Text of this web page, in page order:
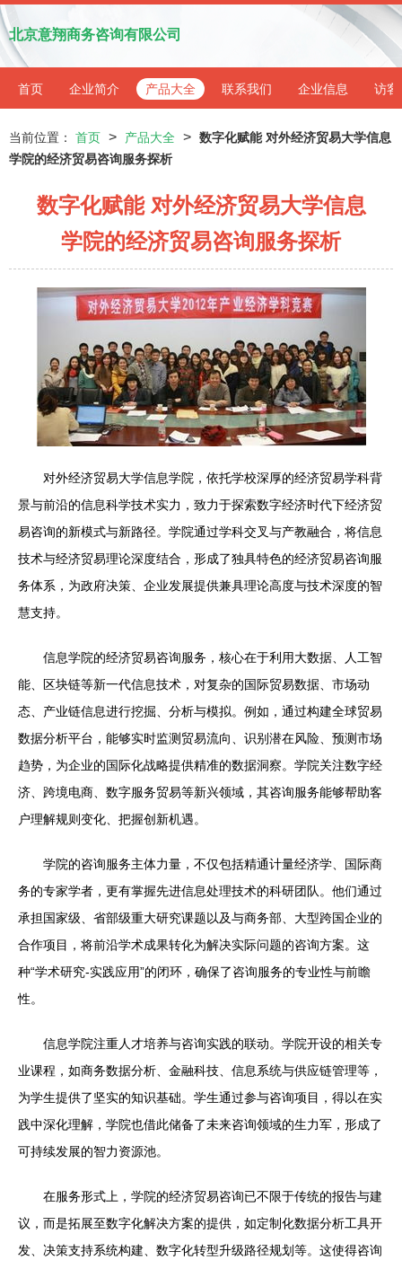
北京意翔商务咨询有限公司
首页 企业简介 产品大全 联系我们 企业信息 访客
当前位置： 首页 > 产品大全 > 数字化赋能 对外经济贸易大学信息
学院的经济贸易咨询服务探析
数字化赋能 对外经济贸易大学信息
学院的经济贸易咨询服务探析
对外经济贸易大学信息学院，依托学校深厚的经济贸易学科背
景与前沿的信息科学技术实力，致力于探索数字经济时代下经济贸
易咨询的新模式与新路径。学院通过学科交叉与产教融合，将信息
技术与经济贸易理论深度结合，形成了独具特色的经济贸易咨询服
务体系，为政府决策、企业发展提供兼具理论高度与技术深度的智
慧支持。
信息学院的经济贸易咨询服务，核心在于利用大数据、人工智
能、区块链等新一代信息技术，对复杂的国际贸易数据、市场动
态、产业链信息进行挖掘、分析与模拟。例如，通过构建全球贸易
数据分析平台，能够实时监测贸易流向、识别潜在风险、预测市场
趋势，为企业的国际化战略提供精准的数据洞察。学院关注数字经
济、跨境电商、数字服务贸易等新兴领域，其咨询服务能够帮助客
户理解规则变化、把握创新机遇。
学院的咨询服务主体力量，不仅包括精通计量经济学、国际商
务的专家学者，更有掌握先进信息处理技术的科研团队。他们通过
承担国家级、省部级重大研究课题以及与商务部、大型跨国企业的
合作项目，将前沿学术成果转化为解决实际问题的咨询方案。这
种“学术研究-实践应用”的闭环，确保了咨询服务的专业性与前瞻
性。
信息学院注重人才培养与咨询实践的联动。学院开设的相关专
业课程，如商务数据分析、金融科技、信息系统与供应链管理等，
为学生提供了坚实的知识基础。学生通过参与咨询项目，得以在实
践中深化理解，学院也借此储备了未来咨询领域的生力军，形成了
可持续发展的智力资源池。
在服务形式上，学院的经济贸易咨询已不限于传统的报告与建
议，而是拓展至数字化解决方案的提供，如定制化数据分析工具开
发、决策支持系统构建、数字化转型升级路径规划等。这使得咨询